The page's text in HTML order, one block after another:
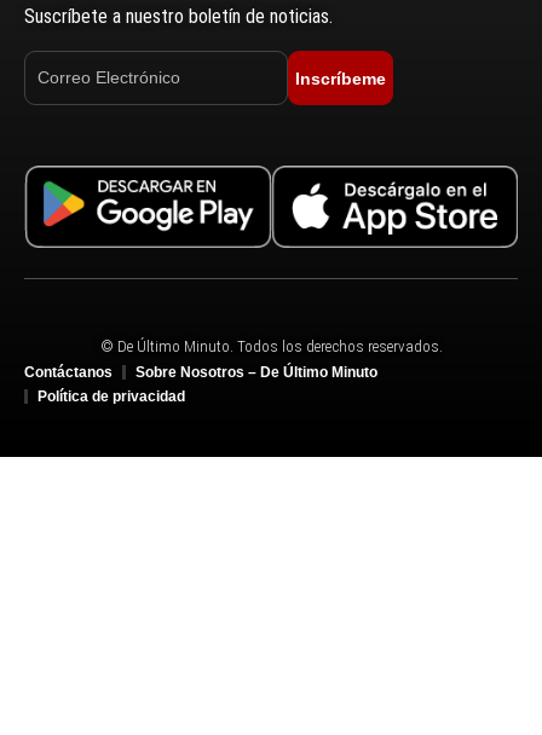
Suscríbete a nuestro boletín de noticias.
Inscríbeme
© De Último Minuto. Todos los derechos reservados.
Contáctanos
Sobre Nosotros – De Último Minuto
Política de privacidad